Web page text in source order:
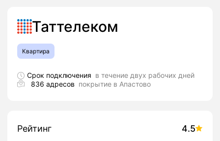
Таттелеком
Квартира
Срок подключения в течение двух рабочих дней
836 адресов покрытие в Апастово
Рейтинг 4.5